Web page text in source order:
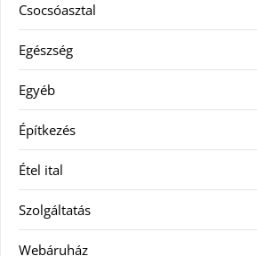
Csocsóasztal
Egészség
Egyéb
Építkezés
Étel ital
Szolgáltatás
Webáruház